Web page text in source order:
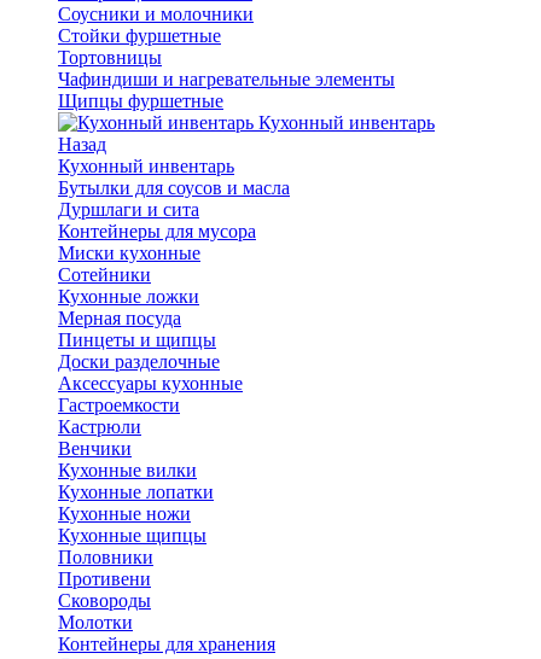
Соусники и молочники
Стойки фуршетные
Тортовницы
Чафиндиши и нагревательные элементы
Щипцы фуршетные
Кухонный инвентарь
Назад
Кухонный инвентарь
Бутылки для соусов и масла
Дуршлаги и сита
Контейнеры для мусора
Миски кухонные
Сотейники
Кухонные ложки
Мерная посуда
Пинцеты и щипцы
Доски разделочные
Аксессуары кухонные
Гастроемкости
Кастрюли
Венчики
Кухонные вилки
Кухонные лопатки
Кухонные ножи
Кухонные щипцы
Половники
Противени
Сковороды
Молотки
Контейнеры для хранения